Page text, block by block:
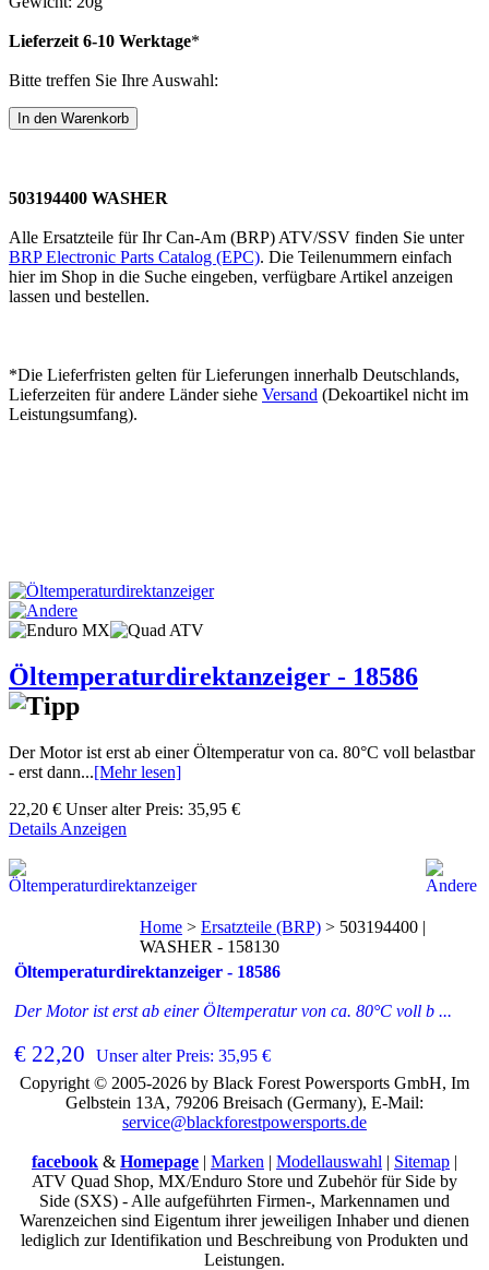
Lieferzeit 6-10 Werktage*
Bitte treffen Sie Ihre Auswahl:
503194400 WASHER
Alle Ersatzteile für Ihr Can-Am (BRP) ATV/SSV finden Sie unter
BRP Electronic Parts Catalog (EPC). Die Teilenummern einfach
hier im Shop in die Suche eingeben, verfügbare Artikel anzeigen
lassen und bestellen.
*Die Lieferfristen gelten für Lieferungen innerhalb Deutschlands,
Lieferzeiten für andere Länder siehe Versand (Dekoartikel nicht im
Leistungsumfang).
Öltemperaturdirektanzeiger - 18586
Der Motor ist erst ab einer Öltemperatur von ca. 80°C voll belastbar
- erst dann...[Mehr lesen]
22,20 € Unser alter Preis: 35,95 €
Details Anzeigen
Öltemperaturdirektanzeiger - 18586
Der Motor ist erst ab einer Öltemperatur von ca. 80°C voll b ...
€ 22,20 Unser alter Preis: 35,95 €
Home > Ersatzteile (BRP) > 503194400 |
WASHER - 158130
Copyright © 2005-2026 by Black Forest Powersports GmbH, Im
Gelbstein 13A, 79206 Breisach (Germany), E-Mail:
service@blackforestpowersports.de
facebook & Homepage | Marken | Modellauswahl | Sitemap |
ATV Quad Shop, MX/Enduro Store und Zubehör für Side by
Side (SXS) - Alle aufgeführten Firmen-, Markennamen und
Warenzeichen sind Eigentum ihrer jeweiligen Inhaber und dienen
lediglich zur Identifikation und Beschreibung von Produkten und
Leistungen.